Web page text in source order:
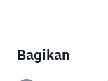
Bagikan